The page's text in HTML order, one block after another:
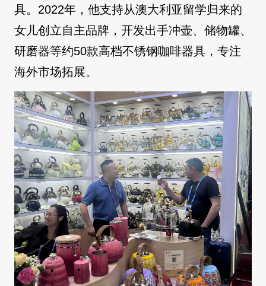
具。2022年，他支持从澳大利亚留学归来的
女儿创立自主品牌，开发出手冲壶、储物罐、
研磨器等约50款高档不锈钢咖啡器具，专注
海外市场拓展。